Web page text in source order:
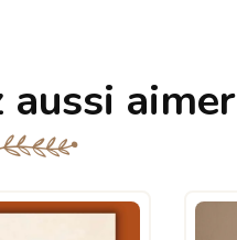
aussi aimer